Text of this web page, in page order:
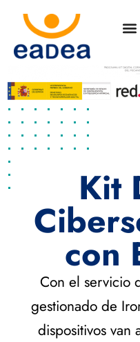
Kit
con
Con el servicio
gestionado de
dispositivos van